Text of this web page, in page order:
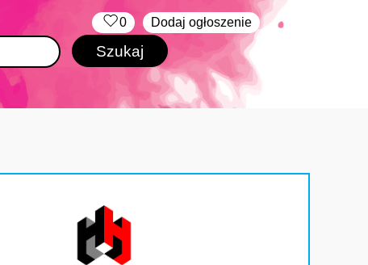
Dodaj ogłoszenie
0